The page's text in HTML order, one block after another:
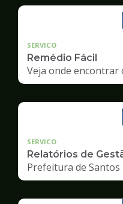
SERVICO
Remédio Fácil
Veja onde encontrar
SERVICO
Relatórios de
Prefeitura de Santos